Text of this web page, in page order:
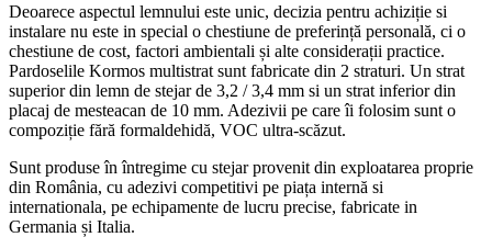
Deoarece aspectul lemnului este unic, decizia pentru achiziție si
instalare nu este in special o chestiune de preferință personală, ci o
chestiune de cost, factori ambientali și alte considerații practice.
Pardoselile Kormos multistrat sunt fabricate din 2 straturi. Un strat
superior din lemn de stejar de 3,2 / 3,4 mm si un strat inferior din
placaj de mesteacan de 10 mm. Adezivii pe care îi folosim sunt o
compoziție fără formaldehidă, VOC ultra-scăzut.
Sunt produse în întregime cu stejar provenit din exploatarea proprie
din România, cu adezivi competitivi pe piața internă si
internationala, pe echipamente de lucru precise, fabricate in
Germania și Italia.